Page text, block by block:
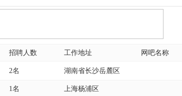
招聘人数 工作地址 网吧名称
2名 湖南省长沙岳麓区
1名 上海杨浦区